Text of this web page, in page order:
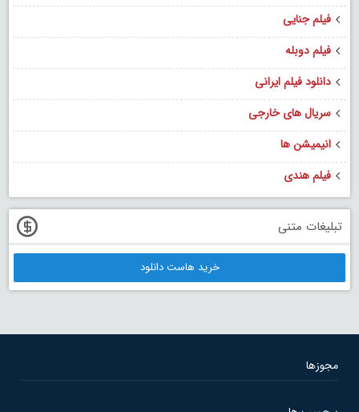
فیلم جنایی
فیلم دوبله
دانلود فیلم ایرانی
سریال های خارجی
انیمیشن ها
فیلم هندی
تبلیغات متنی
خرید هاست دانلود
مجوزها